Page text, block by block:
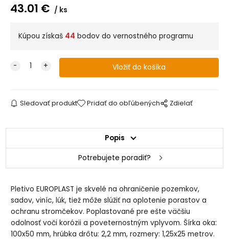
43.01 € ks
Kúpou získaš 44 bodov do vernostného programu
Sledovať produkt Pridať do obľúbených Zdielať
Popis
Potrebujete poradiť?
Pletivo EUROPLAST je skvelé na ohraničenie pozemkov,
sadov, viníc, lúk, tiež môže slúžiť na oplotenie porastov a
ochranu stromčekov. Poplastované pre ešte väčšiu
odolnosť voči korózii a poveternostným vplyvom. Šírka oka:
100x50 mm, hrúbka drôtu: 2,2 mm, rozmery: 1,25x25 metrov.